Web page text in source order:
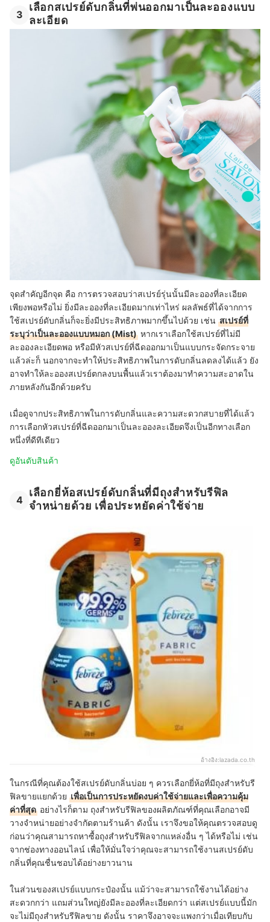
3
เลือกสเปรย์ดับกลิ่นที่พ่นออกมาเป็นละอองแบบ
ละเอียด
จุดสำคัญอีกจุด คือ การตรวจสอบว่าสเปรย์รุ่นนั้นมีละอองที่ละเอียด
เพียงพอหรือไม่ ยิ่งมีละอองที่ละเอียดมากเท่าไหร่ ผลลัพธ์ที่ได้จากการ
ใช้สเปรย์ดับกลิ่นก็จะยิ่งมีประสิทธิภาพมากขึ้นไปด้วย เช่น สเปรย์ที่
ระบุว่าเป็นละอองแบบหมอก (Mist) หากเราเลือกใช้สเปรย์ที่ไม่มี
ละอองละเอียดพอ หรือมีหัวสเปรย์ที่ฉีดออกมาเป็นแบบกระจัดกระจาย
แล้วล่ะก็ นอกจากจะทำให้ประสิทธิภาพในการดับกลิ่นลดลงได้แล้ว ยัง
อาจทำให้ละอองสเปรย์ตกลงบนพื้นแล้วเราต้องมาทำความสะอาดใน
ภายหลังกันอีกด้วยครับ
เมื่อดูจากประสิทธิภาพในการดับกลิ่นและความสะดวกสบายที่ได้แล้ว
การเลือกหัวสเปรย์ที่ฉีดออกมาเป็นละอองละเอียดจึงเป็นอีกทางเลือก
หนึ่งที่ดีทีเดียว
ดูอันดับสินค้า
4
เลือกยี่ห้อสเปรย์ดับกลิ่นที่มีถุงสำหรับรีฟิล
จำหน่ายด้วย เพื่อประหยัดค่าใช้จ่าย
อ้างอิง:lazada.co.th
ในกรณีที่คุณต้องใช้สเปรย์ดับกลิ่นบ่อย ๆ ควรเลือกยี่ห้อที่มีถุงสำหรับรี
ฟิลขายแยกด้วย เพื่อเป็นการประหยัดงบค่าใช้จ่ายและเพื่อความคุ้ม
ค่าที่สุด อย่างไรก็ตาม ถุงสำหรับรีฟิลของผลิตภัณฑ์ที่คุณเลือกอาจมี
วางจำหน่ายอย่างจำกัดตามร้านค้า ดังนั้น เราจึงขอให้คุณตรวจสอบดู
ก่อนว่าคุณสามารถหาซื้อถุงสำหรับรีฟิลจากแหล่งอื่น ๆ ได้หรือไม่ เช่น
จากช่องทางออนไลน์ เพื่อให้มั่นใจว่าคุณจะสามารถใช้งานสเปรย์ดับ
กลิ่นที่คุณชื่นชอบได้อย่างยาวนาน
ในส่วนของสเปรย์แบบกระป๋องนั้น แม้ว่าจะสามารถใช้งานได้อย่าง
สะดวกกว่า แถมส่วนใหญ่ยังมีละอองที่ละเอียดกว่า แต่สเปรย์แบบนี้มัก
จะไม่มีถุงสำหรับรีฟิลขาย ดังนั้น ราคาจึงอาจจะแพงกว่าเมื่อเทียบกับ